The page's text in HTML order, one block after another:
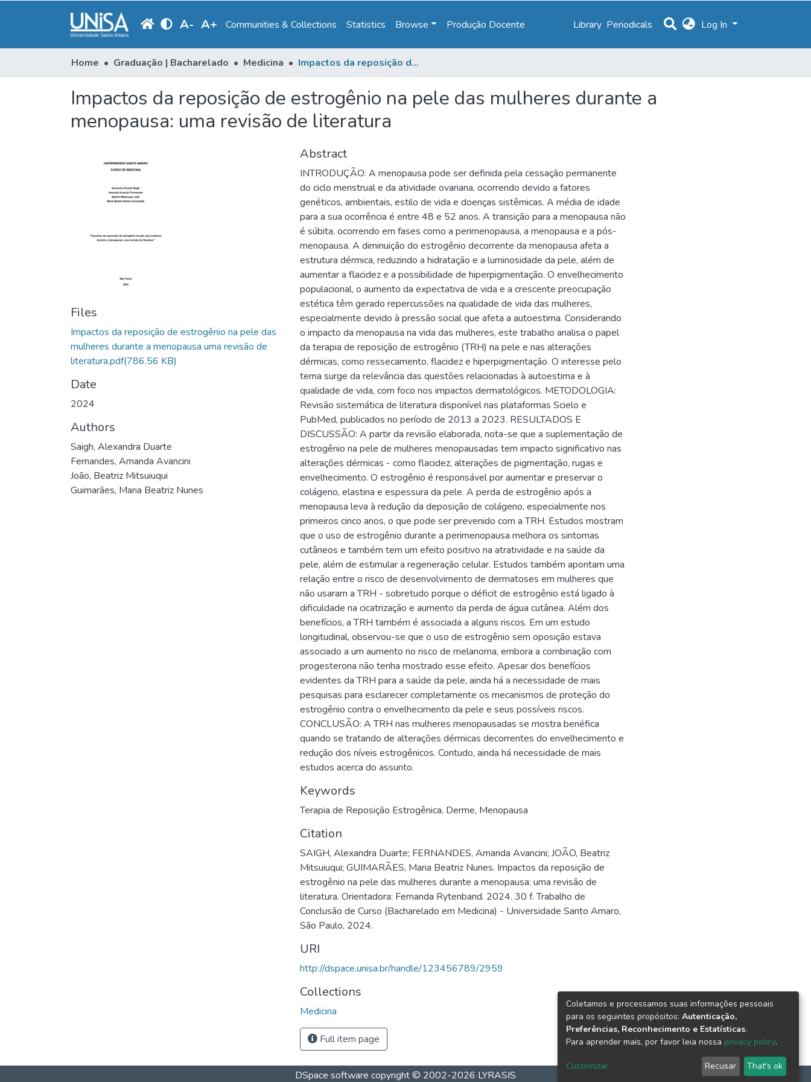
A- A+ Communities & Collections Statistics Browse Produção Docente Library Periodicals Log In
Home Graduação | Bacharelado Medicina Impactos da reposição de estrogênio na pele das mulheres durante a menopausa: uma revisão de literatura
Impactos da reposição de estrogênio na pele das mulheres durante a
menopausa: uma revisão de literatura
Files
Impactos da reposição de estrogênio na pele das
mulheres durante a menopausa uma revisão de
literatura.pdf(786.56 KB)
Date
2024
Authors
Saigh, Alexandra Duarte
Fernandes, Amanda Avancini
João, Beatriz Mitsuiuqui
Guimarães, Maria Beatriz Nunes
Abstract
INTRODUÇÃO: A menopausa pode ser definida pela cessação permanente
do ciclo menstrual e da atividade ovariana, ocorrendo devido a fatores
genéticos, ambientais, estilo de vida e doenças sistêmicas. A média de idade
para a sua ocorrência é entre 48 e 52 anos. A transição para a menopausa não
é súbita, ocorrendo em fases como a perimenopausa, a menopausa e a pós-
menopausa. A diminuição do estrogênio decorrente da menopausa afeta a
estrutura dérmica, reduzindo a hidratação e a luminosidade da pele, além de
aumentar a flacidez e a possibilidade de hiperpigmentação. O envelhecimento
populacional, o aumento da expectativa de vida e a crescente preocupação
estética têm gerado repercussões na qualidade de vida das mulheres,
especialmente devido à pressão social que afeta a autoestima. Considerando
o impacto da menopausa na vida das mulheres, este trabalho analisa o papel
da terapia de reposição de estrogênio (TRH) na pele e nas alterações
dérmicas, como ressecamento, flacidez e hiperpigmentação. O interesse pelo
tema surge da relevância das questões relacionadas à autoestima e à
qualidade de vida, com foco nos impactos dermatológicos. METODOLOGIA:
Revisão sistemática de literatura disponível nas plataformas Scielo e
PubMed, publicados no período de 2013 a 2023. RESULTADOS E
DISCUSSÃO: A partir da revisão elaborada, nota-se que a suplementação de
estrogênio na pele de mulheres menopausadas tem impacto significativo nas
alterações dérmicas - como flacidez, alterações de pigmentação, rugas e
envelhecimento. O estrogênio é responsável por aumentar e preservar o
colágeno, elastina e espessura da pele. A perda de estrogênio após a
menopausa leva à redução da deposição de colágeno, especialmente nos
primeiros cinco anos, o que pode ser prevenido com a TRH. Estudos mostram
que o uso de estrogênio durante a perimenopausa melhora os sintomas
cutâneos e também tem um efeito positivo na atratividade e na saúde da
pele, além de estimular a regeneração celular. Estudos também apontam uma
relação entre o risco de desenvolvimento de dermatoses em mulheres que
não usaram a TRH - sobretudo porque o déficit de estrogênio está ligado à
dificuldade na cicatrização e aumento da perda de água cutânea. Além dos
benefícios, a TRH também é associada a alguns riscos. Em um estudo
longitudinal, observou-se que o uso de estrogênio sem oposição estava
associado a um aumento no risco de melanoma, embora a combinação com
progesterona não tenha mostrado esse efeito. Apesar dos benefícios
evidentes da TRH para a saúde da pele, ainda há a necessidade de mais
pesquisas para esclarecer completamente os mecanismos de proteção do
estrogênio contra o envelhecimento da pele e seus possíveis riscos.
CONCLUSÃO: A TRH nas mulheres menopausadas se mostra benéfica
quando se tratando de alterações dérmicas decorrentes do envelhecimento e
redução dos níveis estrogênicos. Contudo, ainda há necessidade de mais
estudos acerca do assunto.
Keywords
Terapia de Reposição Estrogênica, Derme, Menopausa
Citation
SAIGH, Alexandra Duarte; FERNANDES, Amanda Avancini; JOÃO, Beatriz
Mitsuiuqui; GUIMARÃES, Maria Beatriz Nunes. Impactos da reposição de
estrogênio na pele das mulheres durante a menopausa: uma revisão de
literatura. Orientadora: Fernanda Rytenband. 2024. 30 f. Trabalho de
Conclusão de Curso (Bacharelado em Medicina) - Universidade Santo Amaro,
São Paulo, 2024.
URI
http://dspace.unisa.br/handle/123456789/2959
Collections
Medicina
Full item page
DSpace software copyright © 2002-2026 LYRASIS
Coletamos e processamos suas informações pessoais
para os seguintes propósitos: Autenticação,
Preferências, Reconhecimento e Estatísticas.
Para aprender mais, por favor leia nossa privacy policy.
Customizar Recusar That's ok